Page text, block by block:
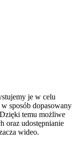
je w celu
sposób dopasowany
temu możliwe
oraz udostępnianie
wideo.